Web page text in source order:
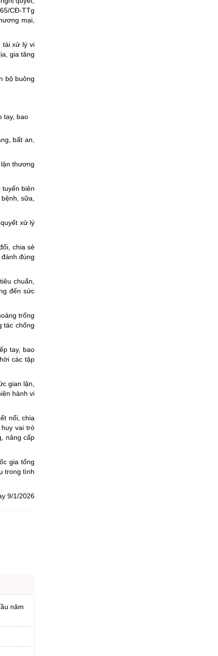
CĐ-TTg
mại,
tài xử lý vi
gia tăng
bộ buông
tay, bao
bất an,
thương
biên
sữa,
xử lý
chia sẻ
đúng
chuẩn,
đến sức
trống
tác chống
tay, bao
các tập
gian lận,
hành vi
nối, chia
vai trò
nâng cấp
gia tổng
trong tình
9/1/2026
năm